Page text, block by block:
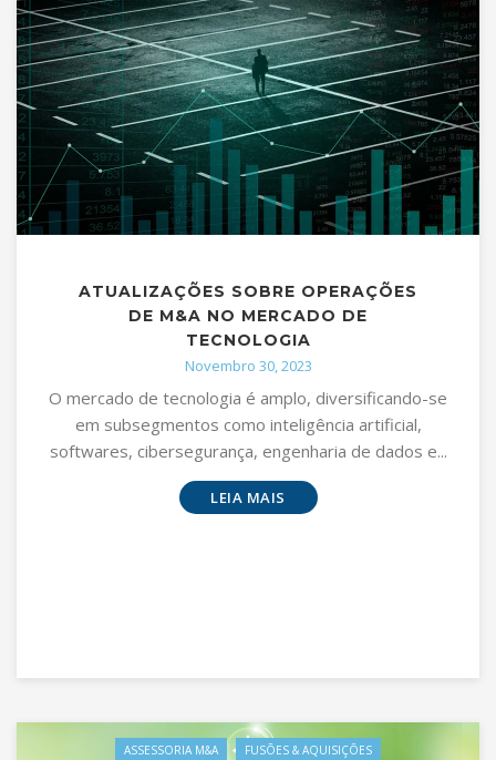
ATUALIZAÇÕES SOBRE OPERAÇÕES
DE M&A NO MERCADO DE
TECNOLOGIA
Novembro 30, 2023
O mercado de tecnologia é amplo, diversificando-se
em subsegmentos como inteligência artificial,
softwares, cibersegurança, engenharia de dados e...
LEIA MAIS
ASSESSORIA M&A FUSÕES & AQUISIÇÕES